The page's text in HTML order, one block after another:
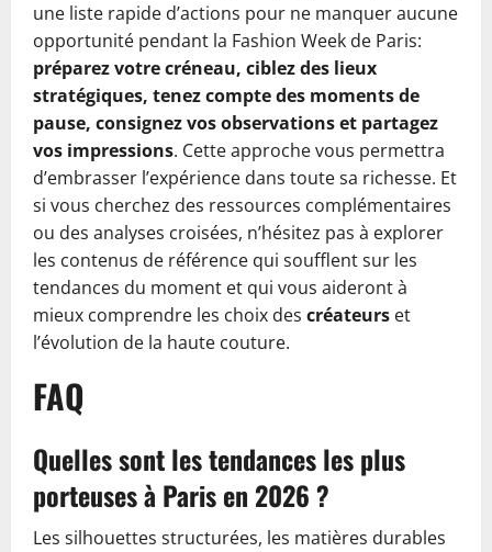
une liste rapide d’actions pour ne manquer aucune
opportunité pendant la Fashion Week de Paris:
préparez votre créneau, ciblez des lieux
stratégiques, tenez compte des moments de
pause, consignez vos observations et partagez
vos impressions. Cette approche vous permettra
d’embrasser l’expérience dans toute sa richesse. Et
si vous cherchez des ressources complémentaires
ou des analyses croisées, n’hésitez pas à explorer
les contenus de référence qui soufflent sur les
tendances du moment et qui vous aideront à
mieux comprendre les choix des créateurs et
l’évolution de la haute couture.
FAQ
Quelles sont les tendances les plus
porteuses à Paris en 2026 ?
Les silhouettes structurées, les matières durables